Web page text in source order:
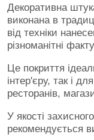
Декоративна
виконана в
від техніки
різноманітні
Це покриття
інтер'єру, так і
ресторанів,
У якості
рекомендується